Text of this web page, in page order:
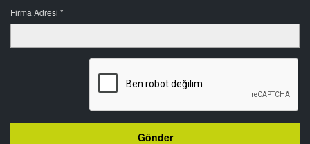
Firma Adresi *